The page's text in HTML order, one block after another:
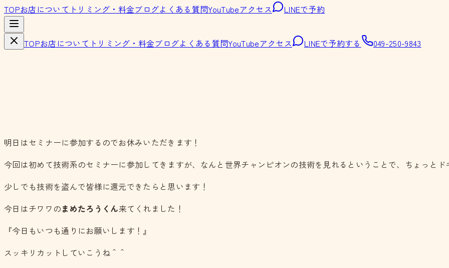
TOPお店について トリミング・料金ブログよくある質問YouTubeアクセス LINEで予約
TOPお店について トリミング・料金ブログよくある質問YouTubeアクセス LINEで予約する 049-250-9843
明日はセミナーに参加するのでお休みいただきます！
今回は初めて技術系のセミナーに参加してきますが、なんと世界チャンピオンの技術を見れるということで、ちょっとド
少しでも技術を盗んで皆様に還元できたらと思います！
今日はチワワのまめたろうくん来てくれました！
『今日もいつも通りにお願いします！』
スッキリカットしていこうね＾＾